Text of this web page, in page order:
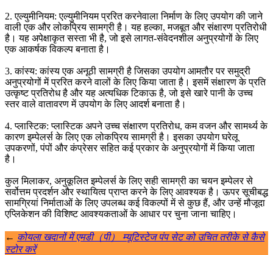
2. एल्युमीनियम: एल्युमीनियम प्ररित करनेवाला निर्माण के लिए उपयोग की जाने
वाली एक और लोकप्रिय सामग्री है। यह हल्का, मजबूत और संक्षारण प्रतिरोधी
है। यह अपेक्षाकृत सस्ता भी है, जो इसे लागत-संवेदनशील अनुप्रयोगों के लिए
एक आकर्षक विकल्प बनाता है।
3. कांस्य: कांस्य एक अनूठी सामग्री है जिसका उपयोग आमतौर पर समुद्री
अनुप्रयोगों में प्ररित करने वालों के लिए किया जाता है। इसमें संक्षारण के प्रति
उत्कृष्ट प्रतिरोध है और यह अत्यधिक टिकाऊ है, जो इसे खारे पानी के उच्च
स्तर वाले वातावरण में उपयोग के लिए आदर्श बनाता है।
4. प्लास्टिक: प्लास्टिक अपने उच्च संक्षारण प्रतिरोध, कम वजन और सामर्थ्य के
कारण इम्पेलर्स के लिए एक लोकप्रिय सामग्री है। इसका उपयोग घरेलू
उपकरणों, पंपों और कंप्रेसर सहित कई प्रकार के अनुप्रयोगों में किया जाता
है।
कुल मिलाकर, अनुकूलित इम्पेलर्स के लिए सही सामग्री का चयन इम्पेलर से
सर्वोत्तम प्रदर्शन और स्थायित्व प्राप्त करने के लिए आवश्यक है। ऊपर सूचीबद्ध
सामग्रियां निर्माताओं के लिए उपलब्ध कई विकल्पों में से कुछ हैं, और उन्हें मौजूदा
एप्लिकेशन की विशिष्ट आवश्यकताओं के आधार पर चुना जाना चाहिए।
← कोयला खदानों में एमडी（पी） म्यूटिस्टेज पंप सेट को उचित तरीके से कैसे
स्टोर करें